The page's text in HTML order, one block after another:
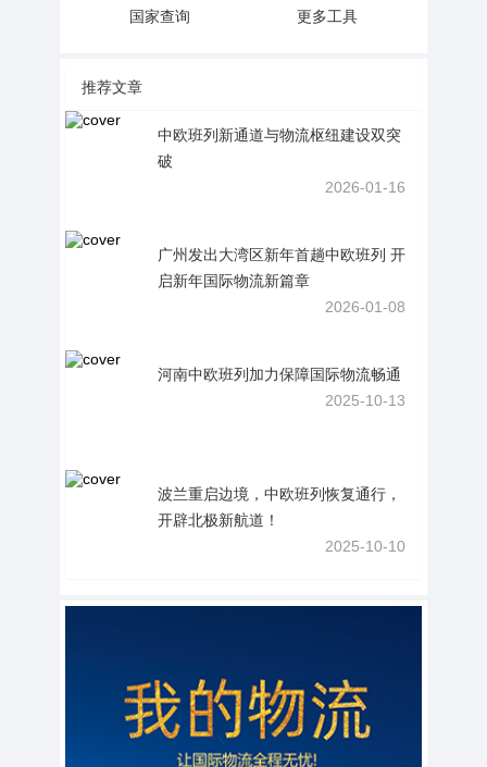
国家查询 更多工具
推荐文章
中欧班列新通道与物流枢纽建设双突
破
2026-01-16
广州发出大湾区新年首趟中欧班列 开
启新年国际物流新篇章
2026-01-08
河南中欧班列加力保障国际物流畅通
2025-10-13
波兰重启边境，中欧班列恢复通行，
开辟北极新航道！
2025-10-10